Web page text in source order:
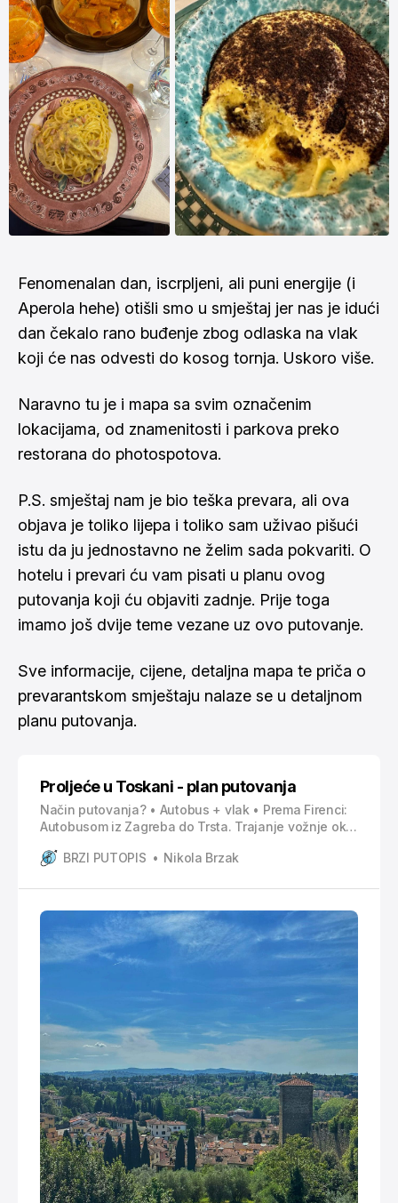
Fenomenalan dan, iscrpljeni, ali puni energije (i
Aperola hehe) otišli smo u smještaj jer nas je idući
dan čekalo rano buđenje zbog odlaska na vlak
koji će nas odvesti do kosog tornja. Uskoro više.
Naravno tu je i mapa sa svim označenim
lokacijama, od znamenitosti i parkova preko
restorana do photospotova.
P.S. smještaj nam je bio teška prevara, ali ova
objava je toliko lijepa i toliko sam uživao pišući
istu da ju jednostavno ne želim sada pokvariti. O
hotelu i prevari ću vam pisati u planu ovog
putovanja koji ću objaviti zadnje. Prije toga
imamo još dvije teme vezane uz ovo putovanje.
Sve informacije, cijene, detaljna mapa te priča o
prevarantskom smještaju nalaze se u detaljnom
planu putovanja.
Proljeće u Toskani - plan putovanja
Način putovanja? • Autobus + vlak • Prema Firenci:
Autobusom iz Zagreba do Trsta. Trajanje vožnje oko
vožnje iduće presjedanje u Bologni na vlak za
Vlakom iz Firence do Venecije. Trajanje vožnje oko 2
sata.
BRZI PUTOPIS Nikola Brzak